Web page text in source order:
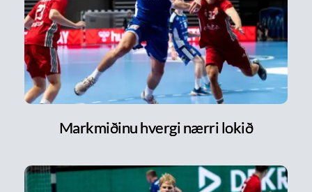
Markmiðinu hvergi nærri lokið